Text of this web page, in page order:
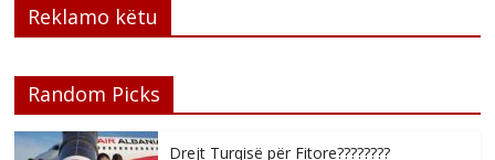
Reklamo këtu
Random Picks
Drejt Turqisë për Fitore????????